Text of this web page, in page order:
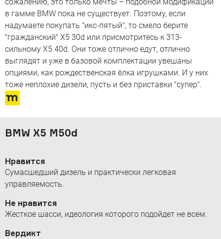
в гамме BMW пока не существует. Поэтому, если
надумаете покупать "икс-пятый", то смело берите
"гражданский" X5 30d или присмотритесь к 313-
сильному X5 40d. Они тоже отлично едут, отлично
выглядят и уже в базовой комплектации увешаны
опциями, как рождественская ёлка игрушками. И у них
тоже неплохие дизели, пусть и без приставки "супер".
BMW X5 M50d
Нравится
Сумасшедший дизель и практически легковая
управляемость.
Не нравится
Жесткое шасси, идеология которого подойдет не всем.
Вердикт